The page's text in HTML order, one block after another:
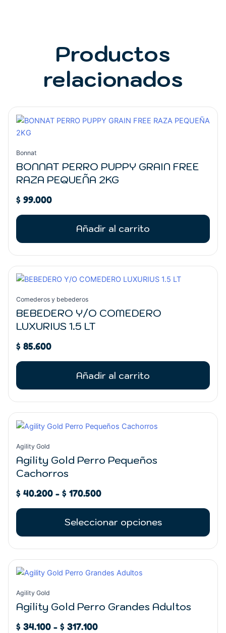
Productos
relacionados
Bonnat
BONNAT PERRO PUPPY GRAIN FREE
RAZA PEQUEÑA 2KG
$ 99.000
Añadir al carrito
Comederos y bebederos
BEBEDERO Y/O COMEDERO
LUXURIUS 1.5 LT
$ 85.600
Añadir al carrito
Agility Gold
Agility Gold Perro Pequeños
Cachorros
$ 40.200 - $ 170.500
de
$ 40.200
Seleccionar opciones
Este
producto
tiene
múltiples
variantes.
Las
opciones
pueden
en
la
de
producto
Agility Gold
Agility Gold Perro Grandes Adultos
$ 34.100 - $ 317.100
de
$ 34.100
hasta
Este
producto
tiene
múltiples
variantes.
Las